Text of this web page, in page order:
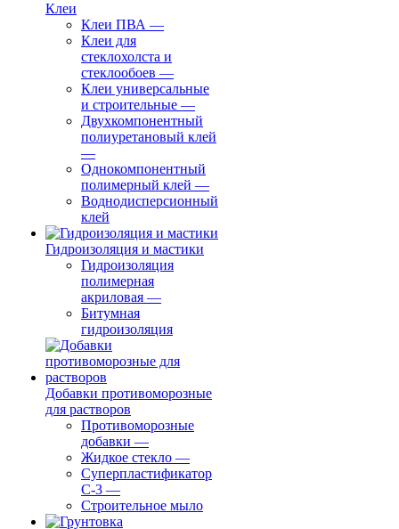
Клеи
Клеи ПВА —
Клеи для
стеклохолста и
стеклообоев —
Клеи универсальные
и строительные —
Двухкомпонентный
полиуретановый клей
—
Однокомпонентный
полимерный клей —
Воднодисперсионный
клей
Гидроизоляция и мастики
Гидроизоляция
полимерная
акриловая —
Битумная
гидроизоляция
Добавки противоморозные
для растворов
Противоморозные
добавки —
Жидкое стекло —
Суперпластификатор
С-3 —
Строительное мыло